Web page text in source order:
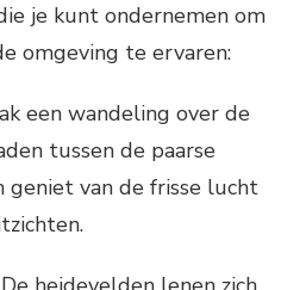
je kunt ondernemen om
omgeving te ervaren:
een wandeling over de
tussen de paarse
geniet van de frisse lucht